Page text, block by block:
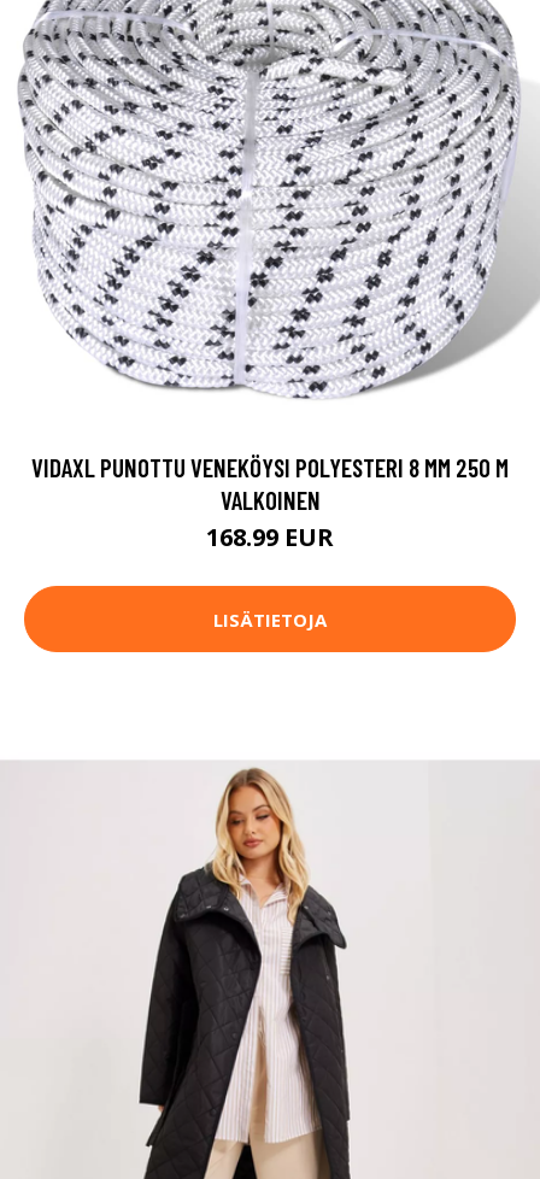
VIDAXL PUNOTTU VENEKÖYSI POLYESTERI 8 MM 250 M
VALKOINEN
168.99 EUR
LISÄTIETOJA